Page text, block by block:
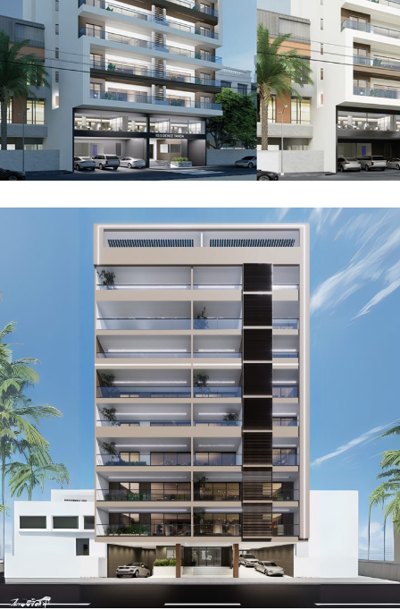
NOS PROJETS
Résidence TERANGA
NOS PROJETS